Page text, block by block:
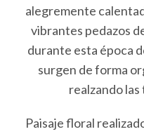
alegremente
vibrantes pedazos
durante esta época
surgen de forma
realzando
Paisaje floral